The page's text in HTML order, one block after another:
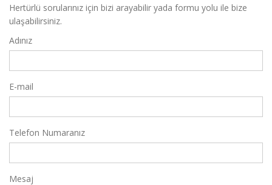
Hertürlü sorularınız için bizi arayabilir yada formu yolu ile bize
ulaşabilirsiniz.
Adınız
E-mail
Telefon Numaranız
Mesaj